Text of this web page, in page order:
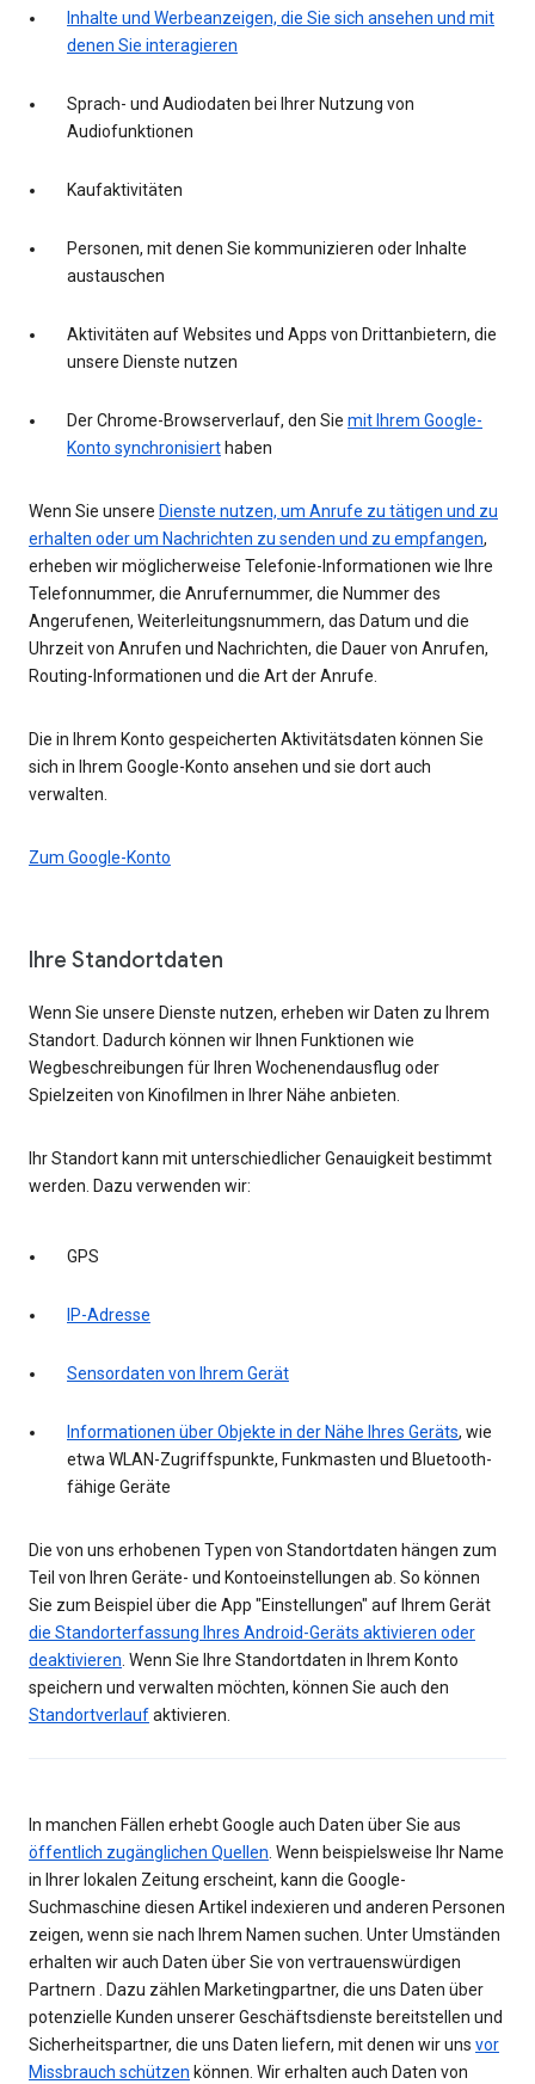
Inhalte und Werbeanzeigen, die Sie sich ansehen und mit
denen Sie interagieren
Sprach- und Audiodaten bei Ihrer Nutzung von
Audiofunktionen
Kaufaktivitäten
Personen, mit denen Sie kommunizieren oder Inhalte
austauschen
Aktivitäten auf Websites und Apps von Drittanbietern, die
unsere Dienste nutzen
Der Chrome-Browserverlauf, den Sie mit Ihrem Google-
Konto synchronisiert haben
Wenn Sie unsere Dienste nutzen, um Anrufe zu tätigen und zu
erhalten oder um Nachrichten zu senden und zu empfangen,
erheben wir möglicherweise Telefonie-Informationen wie Ihre
Telefonnummer, die Anrufernummer, die Nummer des
Angerufenen, Weiterleitungsnummern, das Datum und die
Uhrzeit von Anrufen und Nachrichten, die Dauer von Anrufen,
Routing-Informationen und die Art der Anrufe.
Die in Ihrem Konto gespeicherten Aktivitätsdaten können Sie
sich in Ihrem Google-Konto ansehen und sie dort auch
verwalten.
Zum Google-Konto
Ihre Standortdaten
Wenn Sie unsere Dienste nutzen, erheben wir Daten zu Ihrem
Standort. Dadurch können wir Ihnen Funktionen wie
Wegbeschreibungen für Ihren Wochenendausflug oder
Spielzeiten von Kinofilmen in Ihrer Nähe anbieten.
Ihr Standort kann mit unterschiedlicher Genauigkeit bestimmt
werden. Dazu verwenden wir:
GPS
IP-Adresse
Sensordaten von Ihrem Gerät
Informationen über Objekte in der Nähe Ihres Geräts, wie
etwa WLAN-Zugriffspunkte, Funkmasten und Bluetooth-
fähige Geräte
Die von uns erhobenen Typen von Standortdaten hängen zum
Teil von Ihren Geräte- und Kontoeinstellungen ab. So können
Sie zum Beispiel über die App "Einstellungen" auf Ihrem Gerät
die Standorterfassung Ihres Android-Geräts aktivieren oder
deaktivieren. Wenn Sie Ihre Standortdaten in Ihrem Konto
speichern und verwalten möchten, können Sie auch den
Standortverlaufaktivieren.
In manchen Fällen erhebt Google auch Daten über Sie aus
öffentlich zugänglichen Quellen. Wenn beispielsweise Ihr Name
in Ihrer lokalen Zeitung erscheint, kann die Google-
Suchmaschine diesen Artikel indexieren und anderen Personen
zeigen, wenn sie nach Ihrem Namen suchen. Unter Umständen
erhalten wir auch Daten über Sie von vertrauenswürdigen
Partnern . Dazu zählen Marketingpartner, die uns Daten über
potenzielle Kunden unserer Geschäftsdienste bereitstellen und
Sicherheitspartner, die uns Daten liefern, mit denen wir uns vor
Missbrauch schützen können. Wir erhalten auch Daten von